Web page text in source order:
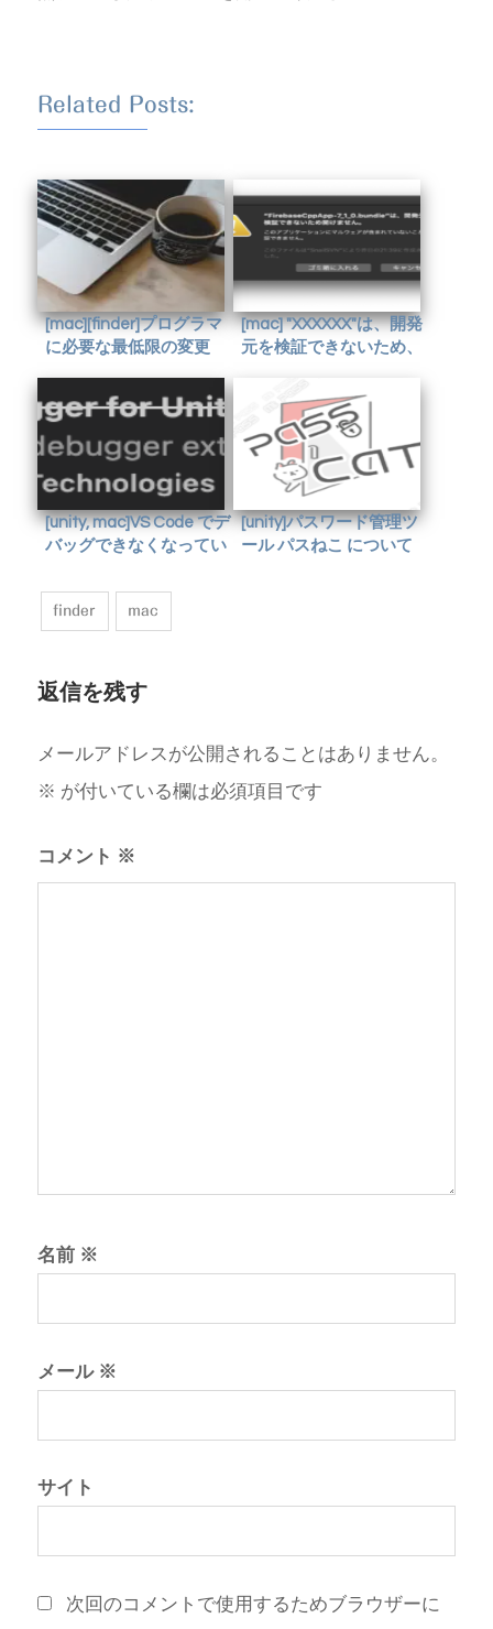
Related Posts:
[mac][finder]プログラマ
に必要な最低限の変更
[mac] "XXXXXX"は、開発
元を検証できないため、
[unity, mac]VS Code でデ
バッグできなくなってい
[unity]パスワード管理ツ
ール パスねこ について
finder mac
返信を残す
メールアドレスが公開されることはありません。
※ が付いている欄は必須項目です
コメント ※
名前 ※
メール ※
サイト
次回のコメントで使用するためブラウザーに